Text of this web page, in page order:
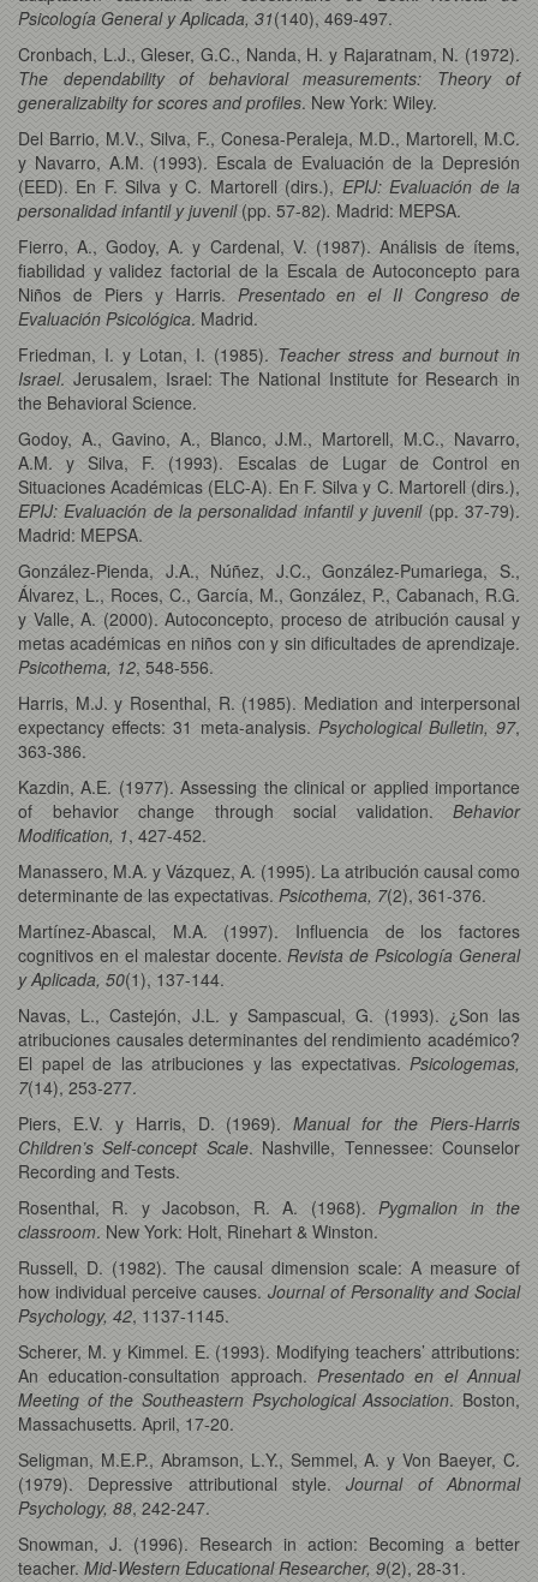
Psicología General y Aplicada, 31(140), 469-497.
Cronbach, L.J., Gleser, G.C., Nanda, H. y Rajaratnam, N. (1972).
The dependability of behavioral measurements: Theory of
generalizabilty for scores and profiles. New York: Wiley.
Del Barrio, M.V., Silva, F., Conesa-Peraleja, M.D., Martorell, M.C.
y Navarro, A.M. (1993). Escala de Evaluación de la Depresión
(EED). En F. Silva y C. Martorell (dirs.), EPIJ: Evaluación de la
personalidad infantil y juvenil(pp. 57-82). Madrid: MEPSA.
Fierro, A., Godoy, A. y Cardenal, V. (1987). Análisis de ítems,
fiabilidad y validez factorial de la Escala de Autoconcepto para
Niños de Piers y Harris. Presentado en el II Congreso de
Evaluación Psicológica. Madrid.
Friedman, I. y Lotan, I. (1985). Teacher stress and burnout in
Israel. Jerusalem, Israel: The National Institute for Research in
the Behavioral Science.
Godoy, A., Gavino, A., Blanco, J.M., Martorell, M.C., Navarro,
A.M. y Silva, F. (1993). Escalas de Lugar de Control en
Situaciones Académicas (ELC-A). En F. Silva y C. Martorell (dirs.),
EPIJ: Evaluación de la personalidad infantil y juvenil(pp. 37-79).
Madrid: MEPSA.
González-Pienda, J.A., Núñez, J.C., González-Pumariega, S.,
Álvarez, L., Roces, C., García, M., González, P., Cabanach, R.G.
y Valle, A. (2000). Autoconcepto, proceso de atribución causal y
metas académicas en niños con y sin dificultades de aprendizaje.
Psicothema, 12, 548-556.
Harris, M.J. y Rosenthal, R. (1985). Mediation and interpersonal
expectancy effects: 31 meta-analysis. Psychological Bulletin, 97,
363-386.
Kazdin, A.E. (1977). Assessing the clinical or applied importance
of behavior change through social validation. Behavior
Modification, 1, 427-452.
Manassero, M.A. y Vázquez, A. (1995). La atribución causal como
determinante de las expectativas. Psicothema, 7(2), 361-376.
Martínez-Abascal, M.A. (1997). Influencia de los factores
cognitivos en el malestar docente. Revista de Psicología General
y Aplicada, 50(1), 137-144.
Navas, L., Castejón, J.L. y Sampascual, G. (1993). ¿Son las
atribuciones causales determinantes del rendimiento académico?
El papel de las atribuciones y las expectativas. Psicologemas,
7(14), 253-277.
Piers, E.V. y Harris, D. (1969).Manual for the Piers-Harris
Children’s Self-concept Scale. Nashville, Tennessee: Counselor
Recording and Tests.
Rosenthal, R. y Jacobson, R. A. (1968). Pygmalion in the
classroom. New York: Holt, Rinehart & Winston.
Russell, D. (1982). The causal dimension scale: A measure of
how individual perceive causes. Journal of Personality and Social
Psychology, 42, 1137-1145.
Scherer, M. y Kimmel. E. (1993). Modifying teachers’ attributions:
An education-consultation approach. Presentado en el Annual
Meeting of the Southeastern Psychological Association. Boston,
Massachusetts. April, 17-20.
Seligman, M.E.P., Abramson, L.Y., Semmel, A. y Von Baeyer, C.
(1979). Depressive attributional style.Journal of Abnormal
Psychology, 88, 242-247.
Snowman, J. (1996). Research in action: Becoming a better
teacher. Mid-Western Educational Researcher, 9(2), 28-31.